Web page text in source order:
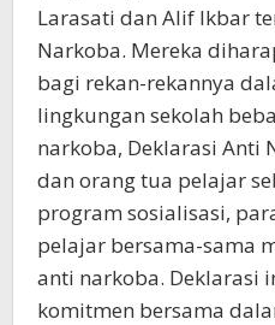
Larasati dan Alif Ikbar
Narkoba. Mereka
bagi rekan-rekannya
lingkungan sekolah
narkoba, Deklarasi Anti
dan orang tua pelajar
program sosialisasi,
pelajar bersama-sama
anti narkoba. Deklarasi
komitmen bersama